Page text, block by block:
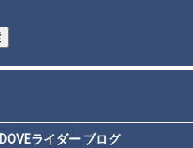
DOVEライダー ブログ